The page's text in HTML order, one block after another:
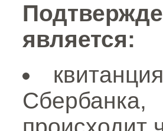
является: